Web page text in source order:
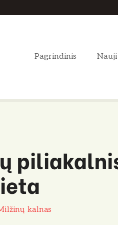
Pagrindinis
kalnas